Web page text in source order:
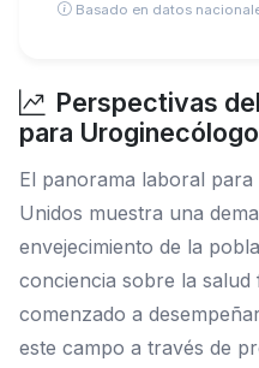
Basado en datos
Perspectivas
para
El panorama laboral
Unidos muestra una
envejecimiento de la
conciencia sobre la salud
comenzado a
este campo a través de